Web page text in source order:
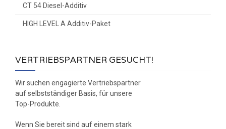
CT 54 Diesel-Additiv
HIGH LEVEL A Additiv-Paket
VERTRIEBSPARTNER GESUCHT!
Wir suchen engagierte Vertriebspartner
auf selbstständiger Basis, für unsere
Top-Produkte.
Wenn Sie bereit sind auf einem stark